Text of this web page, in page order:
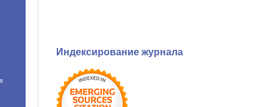
Индексирование журнала